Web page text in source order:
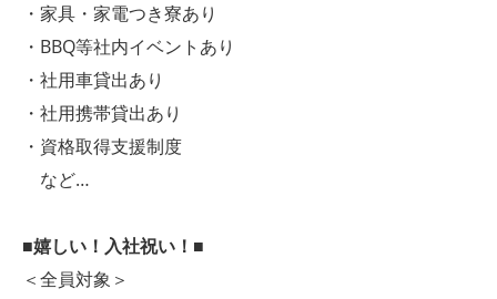
・家具・家電つき寮あり
・BBQ等社内イベントあり
・社用車貸出あり
・社用携帯貸出あり
・資格取得支援制度
など…
■嬉しい！入社祝い！■
＜全員対象＞